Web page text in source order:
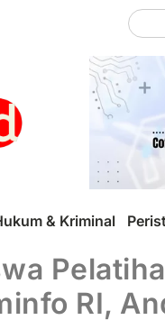
& Kriminal
RI,